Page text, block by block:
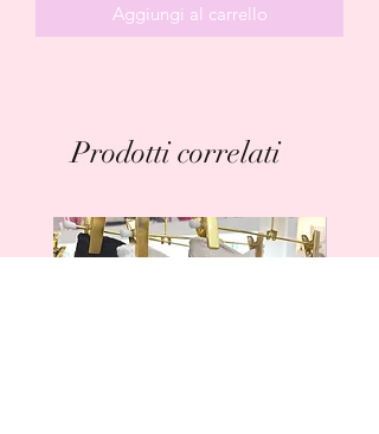
Aggiungi al carrello
Prodotti correlati